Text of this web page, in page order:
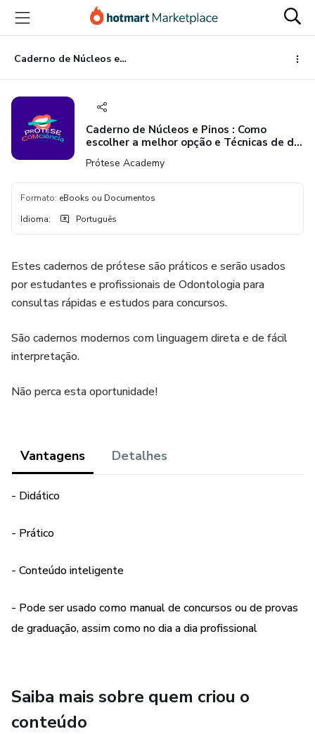
para
conteúdo
principal
para
pagamento
para
rodapé
Caderno de Núcleos e Pinos : Como escolher a melhor opção e Técnicas de de confecção de Núcleo Metálico Fundido
Caderno de Núcleos e Pinos : Como
escolher a melhor opção e Técnicas de de
confecção de Núcleo Metálico Fundido
Prótese Academy
Formato: eBooks ou Documentos
Idioma: Português
Estes cadernos de prótese são práticos e serão usados
por estudantes e profissionais de Odontologia para
consultas rápidas e estudos para concursos.
São cadernos modernos com linguagem direta e de fácil
interpretação.
Não perca esta oportunidade!
Vantagens Detalhes
- Didático
- Prático
- Conteúdo inteligente
- Pode ser usado como manual de concursos ou de provas
de graduação, assim como no dia a dia profissional
Saiba mais sobre quem criou o
conteúdo